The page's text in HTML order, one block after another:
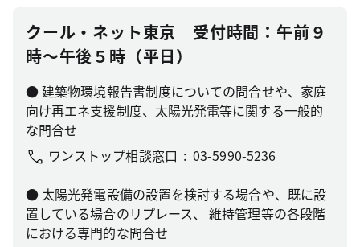
クール・ネット東京 受付時間：午前９
時～午後５時（平日）
● 建築物環境報告書制度についての問合せや、家庭
向け再エネ支援制度、太陽光発電等に関する一般的
な問合せ
ワンストップ相談窓口
03-5990-5236
● 太陽光発電設備の設置を検討する場合や、既に設
置している場合のリプレース、 維持管理等の各段階
における専門的な問合せ